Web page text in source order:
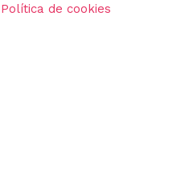
Política de cookies